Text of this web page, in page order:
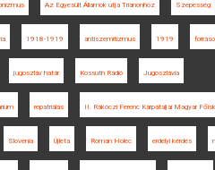
Az Egyesült Államok útja Trianonhoz Szepesség
1918-1919 antiszemitizmus 1919
jugoszláv határ Kossuth Rádió Jugoszlávia
repatriálás II. Rákóczi Ferenc Kárpátaljai Magyar
Slovenia Újléta Roman Holec erdélyi kérdés